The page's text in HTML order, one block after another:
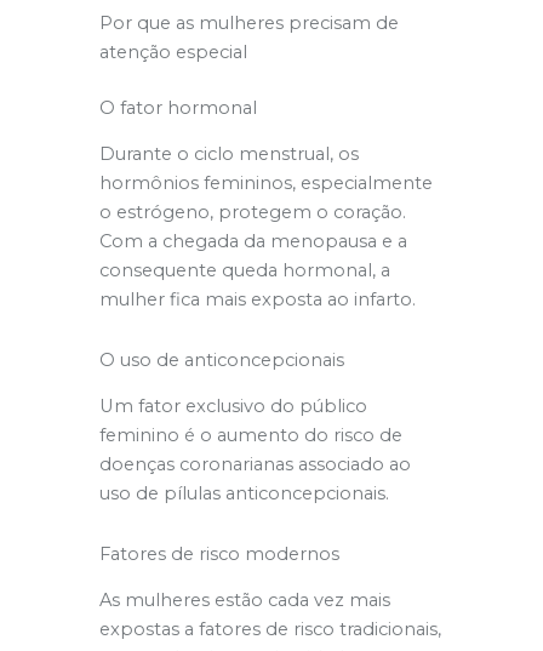
Por que as mulheres precisam de
atenção especial
O fator hormonal
Durante o ciclo menstrual, os
hormônios femininos, especialmente
o estrógeno, protegem o coração.
Com a chegada da menopausa e a
consequente queda hormonal, a
mulher fica mais exposta ao infarto.
O uso de anticoncepcionais
Um fator exclusivo do público
feminino é o aumento do risco de
doenças coronarianas associado ao
uso de pílulas anticoncepcionais.
Fatores de risco modernos
As mulheres estão cada vez mais
expostas a fatores de risco tradicionais,